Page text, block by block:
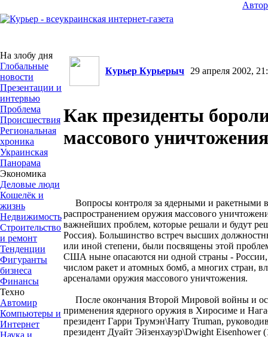
На злобу дня
Глобальные
новости
Презентации и
интервью
Проблема
Происшествия
Региональная
хроника
Украинская
Панорама
Экономика
Деловые люди
Кошелёк и
жизнь
Недвижимость
Строительство
и ремонт
Тенденции
Фигуранты
бизнеса
Финансы
Техно
Автомир
Компьютеры и
Интернет
Наука и
Курьер Курьерыч 29 апреля 2002,
Как президенты
массового уничтожения
Вопросы контроля за ядерными и ракетными
распространением оружия массового
важнейших проблем, которые решали и будут
Россия). Большинство встреч высших
или иной степени, были посвящены этой
США ныне опасаются ни одной страны -
числом ракет и атомных бомб, а многих стран,
арсеналами оружия массового уничтожения.
После окончания Второй Мировой войны и
применения ядерного оружия в Хиросиме и
президент Гарри Трумэн\Harry Truman,
президент Дуайт Эйзенхауэр\Dwight Eisenhower